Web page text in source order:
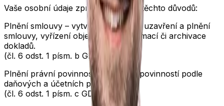
Vaše osobní údaje zpracováváme z těchto důvodů:
Plnění smlouvy – vytvoření nabídky, uzavření a plnění
smlouvy, vyřízení objednávky, reklamací či archivace
dokladů.
(čl. 6 odst. 1 písm. b GDPR)
Plnění právní povinnosti– zejména povinností podle
daňových a účetních předpisů.
(čl. 6 odst. 1 písm. c GDPR)